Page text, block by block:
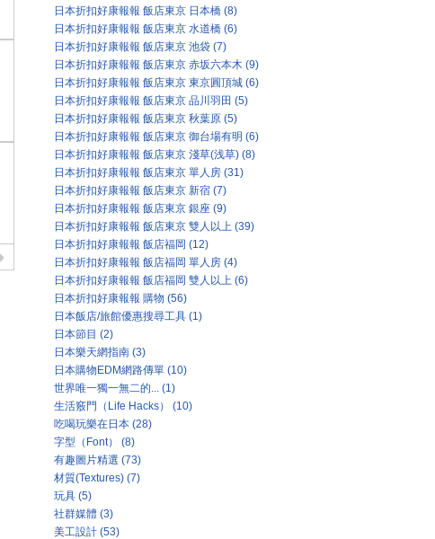
日本折扣好康報報 飯店東京 日本橋 (8)
日本折扣好康報報 飯店東京 水道橋 (6)
日本折扣好康報報 飯店東京 池袋 (7)
日本折扣好康報報 飯店東京 赤坂六本木 (9)
日本折扣好康報報 飯店東京 東京圓頂城 (6)
日本折扣好康報報 飯店東京 品川羽田 (5)
日本折扣好康報報 飯店東京 秋葉原 (5)
日本折扣好康報報 飯店東京 御台場有明 (6)
日本折扣好康報報 飯店東京 淺草(浅草) (8)
日本折扣好康報報 飯店東京 單人房 (31)
日本折扣好康報報 飯店東京 新宿 (7)
日本折扣好康報報 飯店東京 銀座 (9)
日本折扣好康報報 飯店東京 雙人以上 (39)
日本折扣好康報報 飯店福岡 (12)
日本折扣好康報報 飯店福岡 單人房 (4)
日本折扣好康報報 飯店福岡 雙人以上 (6)
日本折扣好康報報 購物 (56)
日本飯店/旅館優惠搜尋工具 (1)
日本節目 (2)
日本樂天網指南 (3)
日本購物EDM網路傳單 (10)
世界唯一獨一無二的... (1)
生活竅門（Life Hacks）
(10)
吃喝玩樂在日本 (28)
字型（Font）
(8)
有趣圖片精選 (73)
材質(Textures) (7)
玩具 (5)
社群媒體 (3)
美工設計 (53)